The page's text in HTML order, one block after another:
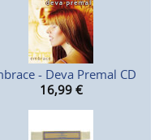
- Deva Premal CD
16,99 €